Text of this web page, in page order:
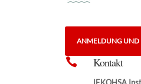
ANMELDUNG
 Kontakt